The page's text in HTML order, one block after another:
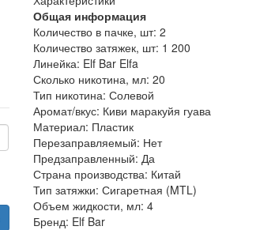
Общая информация
Количество в пачке, шт: 2
Количество затяжек, шт: 1 200
Линейка: Elf Bar Elfa
Сколько никотина, мл: 20
Тип никотина: Солевой
Аромат/вкус: Киви маракуйя гуава
Материал: Пластик
Перезаправляемый: Нет
Предзаправленный: Да
Страна производства: Китай
Тип затяжки: Сигаретная (MTL)
Объем жидкости, мл: 4
Бренд: Elf Bar